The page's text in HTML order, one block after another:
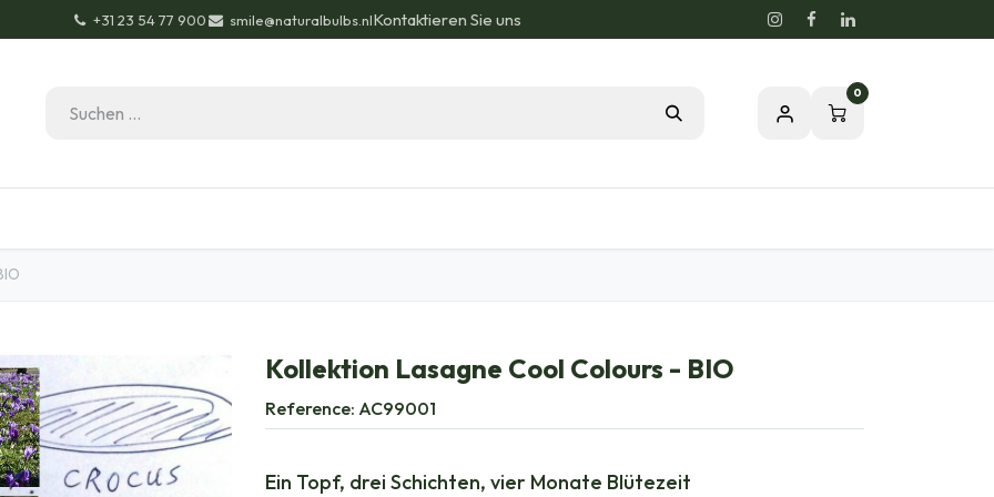
+31 23 54 77 900 smile@naturalbulbs.nlKontaktieren Sie uns
0
Kollektion Lasagne Cool Colours - BIO
Reference: AC99001
Ein Topf, drei Schichten, vier Monate Blütezeit